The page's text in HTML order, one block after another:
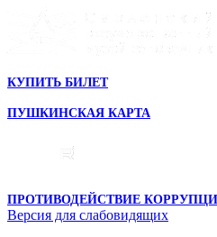
КУПИТЬ БИЛЕТ
ПУШКИНСКАЯ КАРТА
ПРОТИВОДЕЙСТВИЕ
Версия для слабовидящих